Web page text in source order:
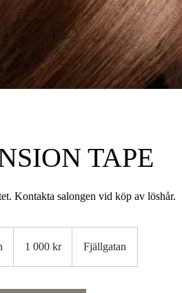
TAPE
Kontakta salongen vid köp av löshår.
kronor1 000 kr Fjällgatan